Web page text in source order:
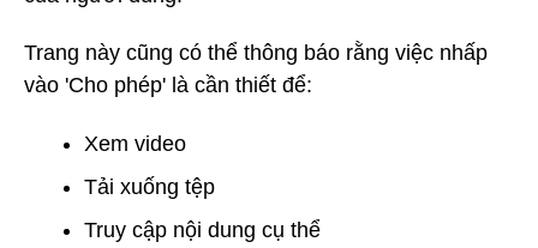
Trang này cũng có thể thông báo rằng việc nhấp
vào 'Cho phép' là cần thiết để:
Xem video
Tải xuống tệp
Truy cập nội dung cụ thể